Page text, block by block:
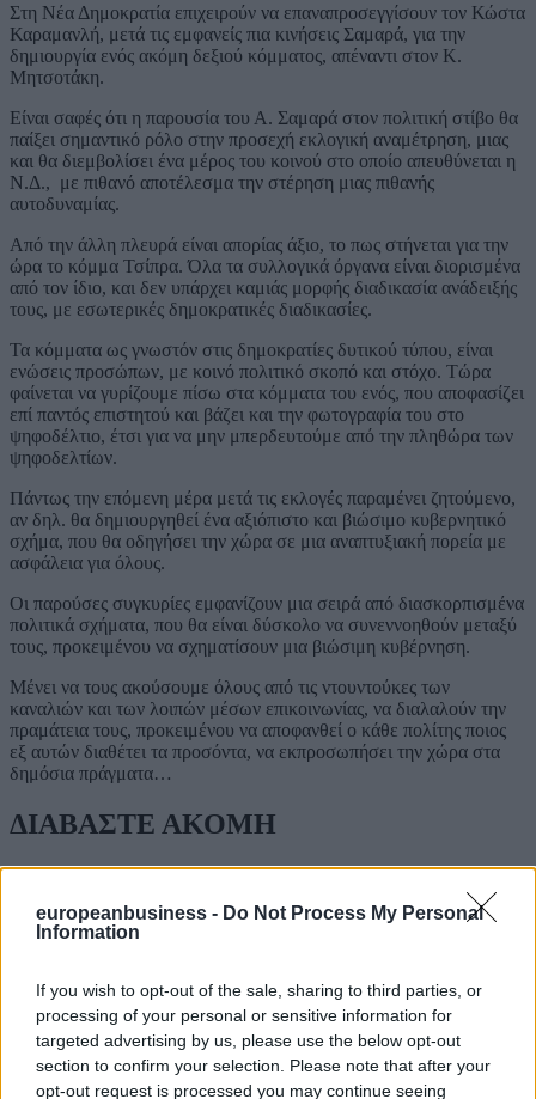
europeanbusiness - Do Not Process My Personal
Information
If you wish to opt-out of the sale, sharing to third parties, or
processing of your personal or sensitive information for
targeted advertising by us, please use the below opt-out
section to confirm your selection. Please note that after your
opt-out request is processed you may continue seeing
Στη Νέα Δημοκρατία επιχειρούν να επαναπροσεγγίσουν τον Κώστα
Καραμανλή, μετά τις εμφανείς πια κινήσεις Σαμαρά, για την
δημιουργία ενός ακόμη δεξιού κόμματος, απέναντι στον Κ.
Μητσοτάκη.
Είναι σαφές ότι η παρουσία του Α. Σαμαρά στον πολιτική στίβο θα
παίξει σημαντικό ρόλο στην προσεχή εκλογική αναμέτρηση, μιας
και θα διεμβολίσει ένα μέρος του κοινού στο οποίο απευθύνεται η
Ν.Δ., με πιθανό αποτέλεσμα την στέρηση μιας πιθανής
αυτοδυναμίας.
Από την άλλη πλευρά είναι απορίας άξιο, το πως στήνεται για την
ώρα το κόμμα Τσίπρα. Όλα τα συλλογικά όργανα είναι διορισμένα
από τον ίδιο, και δεν υπάρχει καμιάς μορφής διαδικασία ανάδειξής
τους, με εσωτερικές δημοκρατικές διαδικασίες.
Τα κόμματα ως γνωστόν στις δημοκρατίες δυτικού τύπου, είναι
ενώσεις προσώπων, με κοινό πολιτικό σκοπό και στόχο. Τώρα
φαίνεται να γυρίζουμε πίσω στα κόμματα του ενός, που αποφασίζει
επί παντός επιστητού και βάζει και την φωτογραφία του στο
ψηφοδέλτιο, έτσι για να μην μπερδευτούμε από την πληθώρα των
ψηφοδελτίων.
Πάντως την επόμενη μέρα μετά τις εκλογές παραμένει ζητούμενο,
αν δηλ. θα δημιουργηθεί ένα αξιόπιστο και βιώσιμο κυβερνητικό
σχήμα, που θα οδηγήσει την χώρα σε μια αναπτυξιακή πορεία με
ασφάλεια για όλους.
Οι παρούσες συγκυρίες εμφανίζουν μια σειρά από διασκορπισμένα
πολιτικά σχήματα, που θα είναι δύσκολο να συνεννοηθούν μεταξύ
τους, προκειμένου να σχηματίσουν μια βιώσιμη κυβέρνηση.
Μένει να τους ακούσουμε όλους από τις ντουντούκες των
καναλιών και των λοιπών μέσων επικοινωνίας, να διαλαλούν την
πραμάτεια τους, προκειμένου να αποφανθεί ο κάθε πολίτης ποιος
εξ αυτών διαθέτει τα προσόντα, να εκπροσωπήσει την χώρα στα
δημόσια πράγματα…
ΔΙΑΒΑΣΤΕ ΑΚΟΜΗ